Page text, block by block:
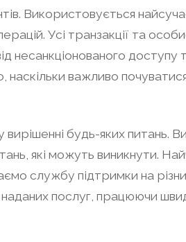
Використовується
Усі транзакції та
несанкціонованого
важливо почуватися
будь-яких питань.
які можуть виникнути.
службу підтримки на
послуг, працюючи